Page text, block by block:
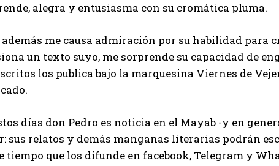
alegra y entusiasma con su cromática pluma.
me causa admiración por su habilidad para
un texto suyo, me sorprende su capacidad de
los publica bajo la marquesina Viernes de
días don Pedro es noticia en el Mayab -y en
sus relatos y demás manganas literarias podrán
tiempo que los difunde en facebook, Telegram y